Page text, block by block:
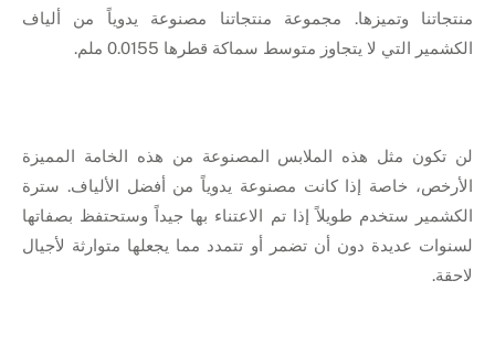
منتجاتنا وتميزها. مجموعة منتجاتنا مصنوعة يدوياً من ألياف
الكشمير التي لا يتجاوز متوسط سماكة قطرها 0.0155 ملم.
لن تكون مثل هذه الملابس المصنوعة من هذه الخامة المميزة
الأرخص، خاصة إذا كانت مصنوعة يدوياً من أفضل الألياف. سترة
الكشمير ستخدم طويلاً إذا تم الاعتناء بها جيداً وستحتفظ بصفاتها
لسنوات عديدة دون أن تضمر أو تتمدد مما يجعلها متوارثة لأجيال
لاحقة.